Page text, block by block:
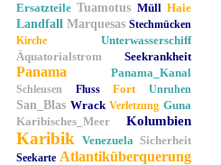
Ersatzteile Tuamotus Müll Haie
Landfall Marquesas Stechmücken
Kirche
Unterwasserschiff
Äquatorialstrom
Seekrankheit
Panama Panama_Kanal
Schleusen Fluss Fort Unruhen
San_Blas Wrack Verletzung Guna
Karibisches_Meer
Kolumbien
Karibik Venezuela Sicherheit
Seekarte Atlantiküberquerung